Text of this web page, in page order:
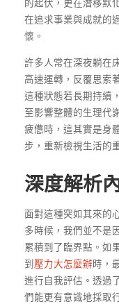
的起伏，更在潛移默
在追求事業與成就的
懷。
許多人常在深夜躺在
高速運轉，反覆思索
這種狀態若長期持續
至影響整體的生理代
疲憊時，這其實是身
步，重新檢視生活的
深度解析
面對這種突如其來的
多時候，我們並不是
累積到了臨界點。如
到 壓力大怎麼辦時，
進行自我評估。透過
們能更有意識地採取